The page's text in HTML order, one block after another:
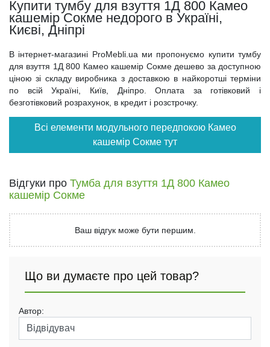
Купити тумбу для взуття 1Д 800 Камео
кашемір Сокме недорого в Україні,
Києві, Дніпрі
В інтернет-магазині ProMebli.ua ми пропонуємо купити тумбу
для взуття 1Д 800 Камео кашемір Сокме дешево за доступною
ціною зі складу виробника з доставкою в найкоротші терміни
по всій Україні, Київ, Дніпро. Оплата за готівковий і
безготівковий розрахунок, в кредит і розстрочку.
Всі елементи модульного передпокою Камео
кашемір Сокме тут
Відгуки про Тумба для взуття 1Д 800 Камео
кашемір Сокме
Ваш відгук може бути першим.
Що ви думаєте про цей товар?
Автор: